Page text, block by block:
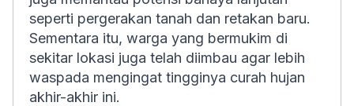
seperti pergerakan tanah dan retakan baru.
Sementara itu, warga yang bermukim di
sekitar lokasi juga telah diimbau agar lebih
waspada mengingat tingginya curah hujan
akhir-akhir ini.